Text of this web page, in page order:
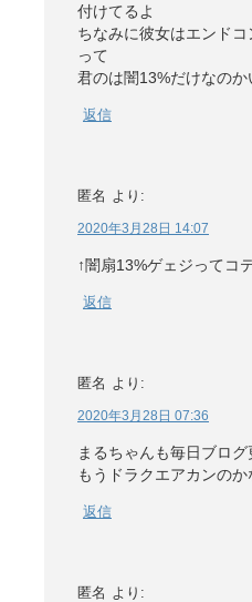
付けてるよ
ちなみに彼女はエンド
って
君のは闇13%だけなのか
返信
匿名 より:
2020年3月28日 14:07
↑闇扇13%ゲェジってコ
返信
匿名 より:
2020年3月28日 07:36
まるちゃんも毎日ブロ
もうドラクエアカンのか
返信
匿名 より: